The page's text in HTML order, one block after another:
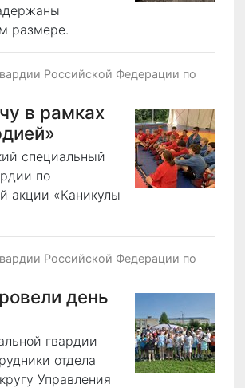
размере.
Российской Федерации по
в рамках
специальный
по
акции «Каникулы
Российской Федерации по
день
гвардии
отдела
Управления